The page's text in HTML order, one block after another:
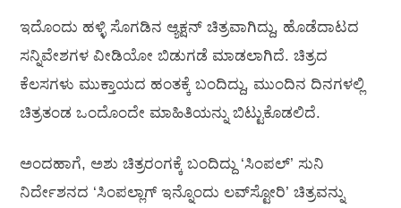
ಇದೊಂದು ಹಳ್ಳಿ ಸೊಗಡಿನ ಆ್ಯಕ್ಷನ್‍ ಚಿತ್ರವಾಗಿದ್ದು, ಹೊಡೆದಾಟದ
ಸನ್ನಿವೇಶಗಳ ವೀಡಿಯೋ ಬಿಡುಗಡೆ ಮಾಡಲಾಗಿದೆ. ಚಿತ್ರದ
ಕೆಲಸಗಳು ಮುಕ್ತಾಯದ ಹಂತಕ್ಕೆ ಬಂದಿದ್ದು, ಮುಂದಿನ ದಿನಗಳಲ್ಲಿ
ಚಿತ್ರತಂಡ ಒಂದೊಂದೇ ಮಾಹಿತಿಯನ್ನು ಬಿಟ್ಟುಕೊಡಲಿದೆ.
ಅಂದಹಾಗೆ, ಅಶು ಚಿತ್ರರಂಗಕ್ಕೆ ಬಂದಿದ್ದು ‘ಸಿಂಪಲ್‍’ ಸುನಿ
ನಿರ್ದೇಶನದ ‘ಸಿಂಪಲ್ಲಾಗ್‍ ಇನ್ನೊಂದು ಲವ್‍ಸ್ಟೋರಿ’ ಚಿತ್ರವನ್ನು